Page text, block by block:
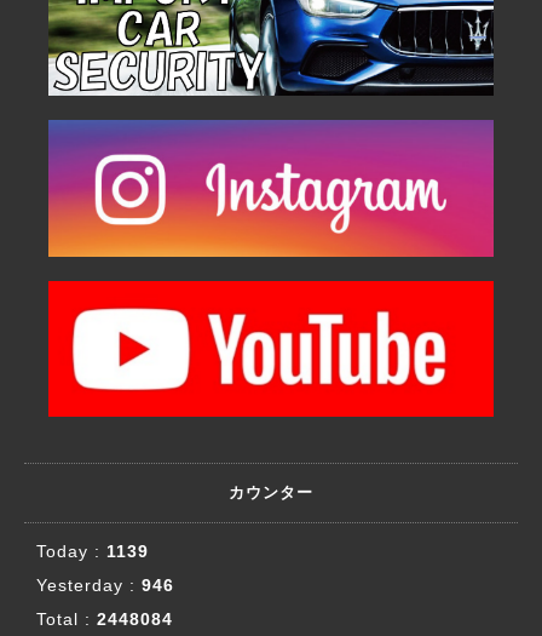
カウンター
Today : 1139
Yesterday : 946
Total : 2448084